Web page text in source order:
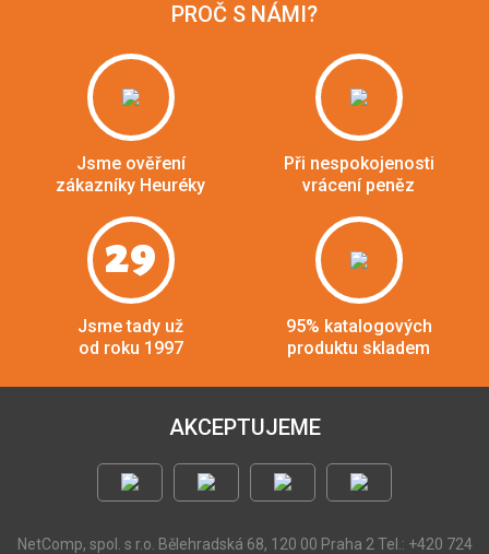
PROČ S NÁMI?
Jsme ověření
zákazníky Heuréky
Při nespokojenosti
vrácení peněz
29
Jsme tady už
od roku 1997
95% katalogových
produktu skladem
AKCEPTUJEME
NetComp, spol. s r.o. Bělehradská 68, 120 00 Praha 2 Tel.: +420 724